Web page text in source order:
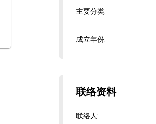
主要分类:
成立年份:
联络资料
联络人: